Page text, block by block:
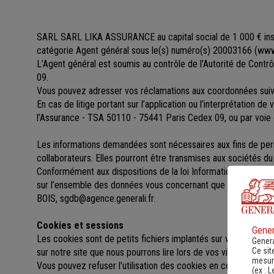
SARL SARL LIKA ASSURANCE au capital social de 1 000 €
catégorie Agent général sous le(s) numéro(s) 20003166 (
L’Agent général est soumis au contrôle de l’Autorité de
09.
Vous pouvez adresser vos réclamations aux coordonnées
En cas de litige portant sur l’application ou l’interprétation
l’Assurance - TSA 50110 - 75441 Paris Cedex 09, ou par
Les informations demandées sont nécessaires aux fins de
collaborateurs. Elles pourront être transmises aux sociétés du
Conformément aux dispositions de la loi Informatique et
sur l’ensemble des données vous concernant que vous
BOIS, sgdb@agence.generali.fr.
Cookies et sessions
Les cookies sont de petits fichiers implantés sur votre
sur notre site que nous pourrons lire lors de vos visites
Vous pouvez refuser l'utilisation des cookies en configurant
Ce
(ex :